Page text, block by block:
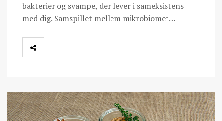
bakterier og svampe, der lever i sameksistens
med dig. Samspillet mellem mikrobiomet…